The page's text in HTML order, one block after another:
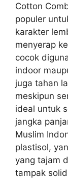
Cotton
populer
karakter
menyerap
cocok
indoor
juga tahan
meskipun
ideal untuk
jangka
Muslim
plastisol,
yang tajam
tampak